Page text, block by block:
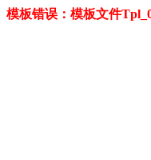
模板错误：模板文件